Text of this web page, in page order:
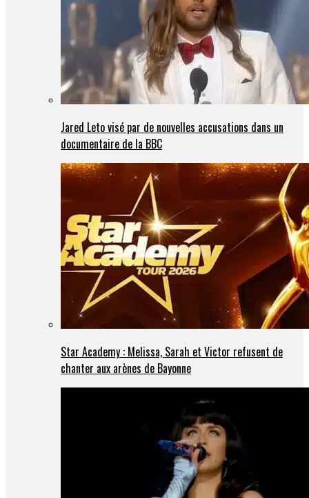
Jared Leto visé par de nouvelles accusations dans un
documentaire de la BBC
Star Academy : Melissa, Sarah et Victor refusent de
chanter aux arènes de Bayonne